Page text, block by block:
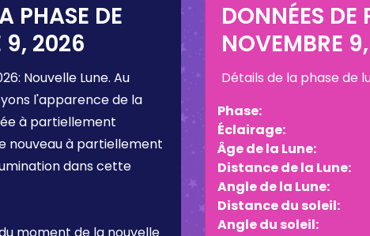
PHASE DE
9, 2026
: Nouvelle Lune. Au
l'apparence de la
à partiellement
nouveau à partiellement
dans cette
DONNÉES DE
NOVEMBRE
Détails de la phase de
Phase:
Éclairage:
Âge de la Lune:
Distance de la Lune:
Angle de la Lune:
Distance du soleil:
Angle du soleil: